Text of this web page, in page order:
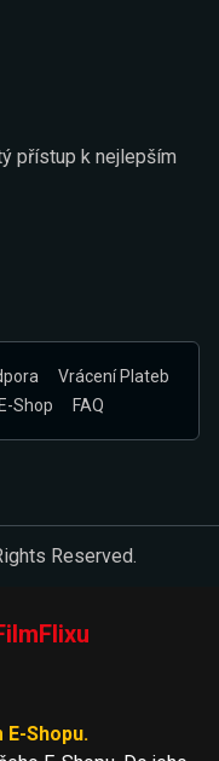
přístup k nejlepším
Vrácení Plateb
E-Shop FAQ
Reserved.
Shopu.